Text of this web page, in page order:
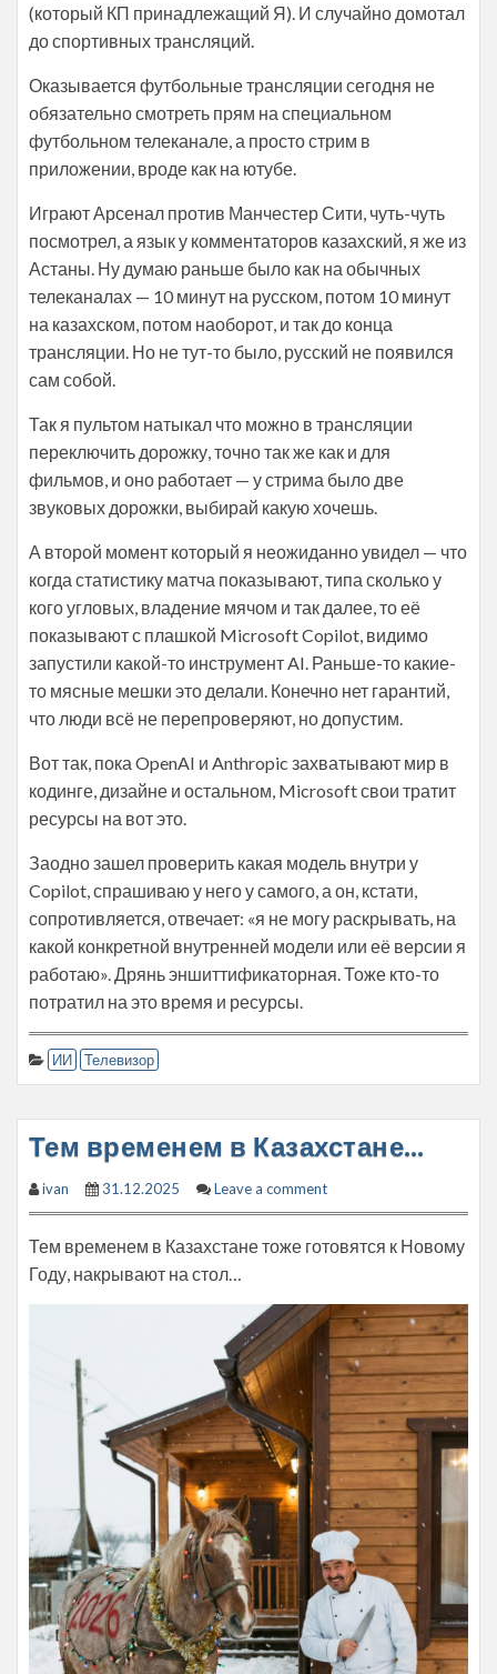
(который КП принадлежащий Я). И случайно домотал
до спортивных трансляций.
Оказывается футбольные трансляции сегодня не
обязательно смотреть прям на специальном
футбольном телеканале, а просто стрим в
приложении, вроде как на ютубе.
Играют Арсенал против Манчестер Сити, чуть-чуть
посмотрел, а язык у комментаторов казахский, я же из
Астаны. Ну думаю раньше было как на обычных
телеканалах — 10 минут на русском, потом 10 минут
на казахском, потом наоборот, и так до конца
трансляции. Но не тут-то было, русский не появился
сам собой.
Так я пультом натыкал что можно в трансляции
переключить дорожку, точно так же как и для
фильмов, и оно работает — у стрима было две
звуковых дорожки, выбирай какую хочешь.
А второй момент который я неожиданно увидел — что
когда статистику матча показывают, типа сколько у
кого угловых, владение мячом и так далее, то её
показывают с плашкой Microsoft Copilot, видимо
запустили какой-то инструмент AI. Раньше-то какие-
то мясные мешки это делали. Конечно нет гарантий,
что люди всё не перепроверяют, но допустим.
Вот так, пока OpenAI и Anthropic захватывают мир в
кодинге, дизайне и остальном, Microsoft свои тратит
ресурсы на вот это.
Заодно зашел проверить какая модель внутри у
Copilot, спрашиваю у него у самого, а он, кстати,
сопротивляется, отвечает: «я не могу раскрывать, на
какой конкретной внутренней модели или её версии я
работаю». Дрянь эншиттификаторная. Тоже кто-то
потратил на это время и ресурсы.
ИИ Телевизор
Тем временем в Казахстане…
ivan 31.12.2025 Leave a comment
Тем временем в Казахстане тоже готовятся к Новому
Году, накрывают на стол…